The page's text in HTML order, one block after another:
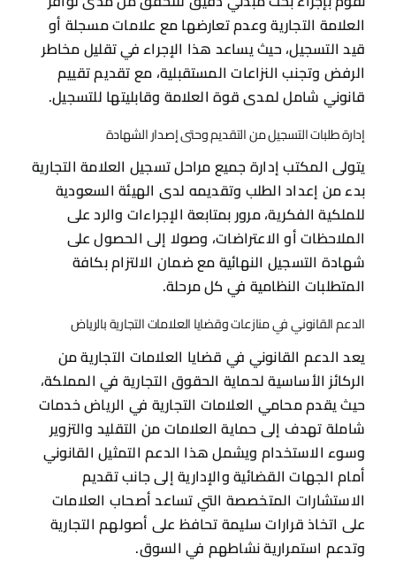
العلامة التجارية وعدم تعارضها مع علامات مسجلة أو
قيد التسجيل، حيث يساعد هذا الإجراء في تقليل مخاطر
الرفض وتجنب النزاعات المستقبلية، مع تقديم تقييم
قانوني شامل لمدى قوة العلامة وقابليتها للتسجيل.
إدارة طلبات التسجيل من التقديم وحتى إصدار الشهادة
يتولى المكتب إدارة جميع مراحل تسجيل العلامة التجارية
بدء من إعداد الطلب وتقديمه لدى الهيئة السعودية
للملكية الفكرية، مرور بمتابعة الإجراءات والرد على
الملاحظات أو الاعتراضات، وصولا إلى الحصول على
شهادة التسجيل النهائية مع ضمان الالتزام بكافة
المتطلبات النظامية في كل مرحلة.
الدعم القانوني في منازعات وقضايا العلامات التجارية بالرياض
يعد الدعم القانوني في قضايا العلامات التجارية من
الركائز الأساسية لحماية الحقوق التجارية في المملكة،
حيث يقدم محامي العلامات التجارية في الرياض خدمات
شاملة تهدف إلى حماية العلامات من التقليد والتزوير
وسوء الاستخدام ويشمل هذا الدعم التمثيل القانوني
أمام الجهات القضائية والإدارية إلى جانب تقديم
الاستشارات المتخصصة التي تساعد أصحاب العلامات
على اتخاذ قرارات سليمة تحافظ على أصولهم التجارية
وتدعم استمرارية نشاطهم في السوق.